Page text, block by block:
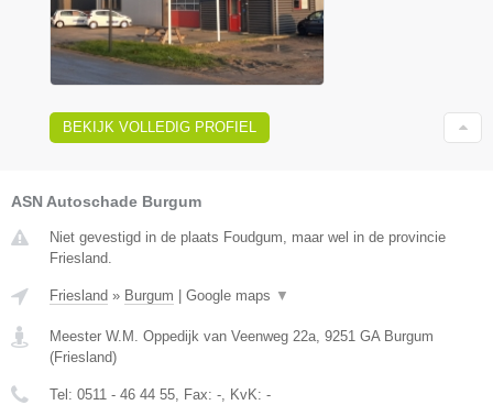
BEKIJK VOLLEDIG PROFIEL
ASN Autoschade Burgum
Niet gevestigd in de plaats Foudgum, maar wel in de provincie
Friesland.
Friesland » Burgum Google maps ▼
Meester W.M. Oppedijk van Veenweg 22a, 9251 GA Burgum
(Friesland)
Tel: 0511 - 46 44 55, Fax: -, KvK: -